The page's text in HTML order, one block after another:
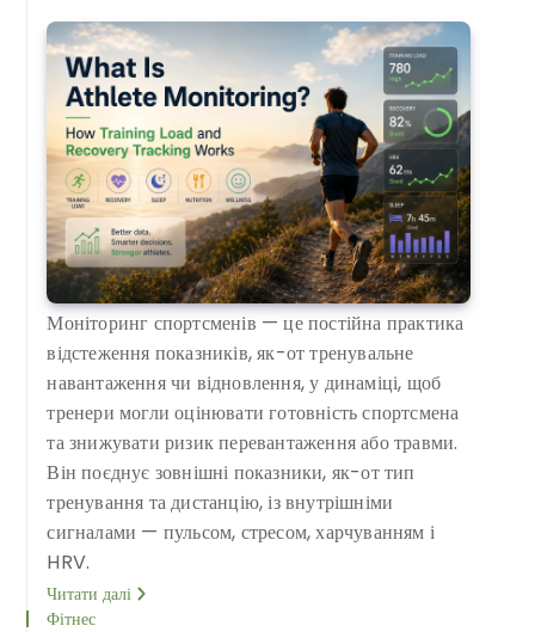
Моніторинг спортсменів — це постійна практика
відстеження показників, як-от тренувальне
навантаження чи відновлення, у динаміці, щоб
тренери могли оцінювати готовність спортсмена
та знижувати ризик перевантаження або травми.
Він поєднує зовнішні показники, як-от тип
тренування та дистанцію, із внутрішніми
сигналами — пульсом, стресом, харчуванням і
HRV.
Читати далі
Фітнес